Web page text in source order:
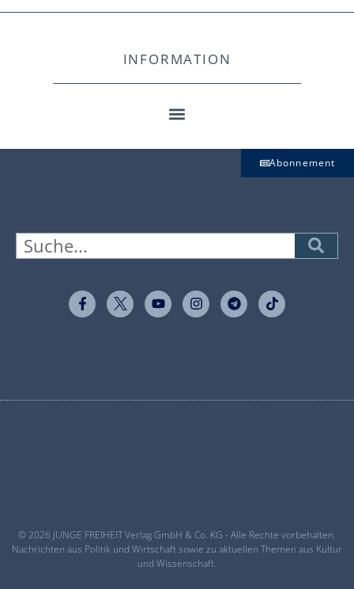
INFORMATION
Abonnement
© 2026 JUNGE FREIHEIT Verlag GmbH & Co. KG - Alle Rechte vorbehalten.
Nachrichten aus Politik und Wirtschaft sowie zu aktuellen Themen aus Kultur
und Wissenschaft.